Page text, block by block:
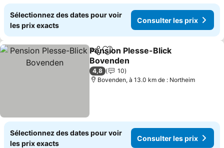
Sélectionnez des dates pour voir
les prix exacts
Consulter les prix
PartagerAjouter à mes favoris
Pension Plesse-Blick
Bovenden
4,8
10
Bovenden, à 13.0 km de : Northeim
Sélectionnez des dates pour voir
les prix exacts
Consulter les prix